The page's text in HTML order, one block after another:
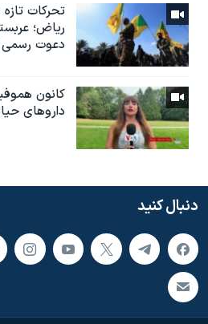
تحرکات
ریاض؛
دعوت رسمی
کانون
داروهای
دنبال کنید